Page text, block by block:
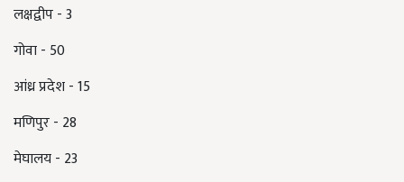
लक्षद्वीप - 3
गोवा - 50
आंध्र प्रदेश - 15
मणिपुर - 28
मेघालय - 23